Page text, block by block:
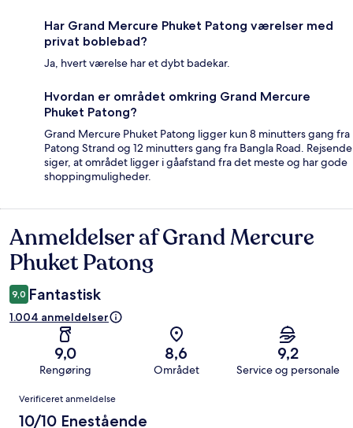
Har Grand Mercure Phuket Patong værelser med
privat boblebad?
Ja, hvert værelse har et dybt badekar.
Hvordan er området omkring Grand Mercure
Phuket Patong?
Grand Mercure Phuket Patong ligger kun 8 minutters gang fra
Patong Strand og 12 minutters gang fra Bangla Road. Rejsende
siger, at området ligger i gåafstand fra det meste og har gode
shoppingmuligheder.
Anmeldelser
Anmeldelser af Grand Mercure
Phuket Patong
9,0 Fantastisk
1.004 anmeldelser
9,0
Rengøring
8,6
Området
9,2
Service og personale
Anmeldelser
Verificeret anmeldelse
10/10 Enestående